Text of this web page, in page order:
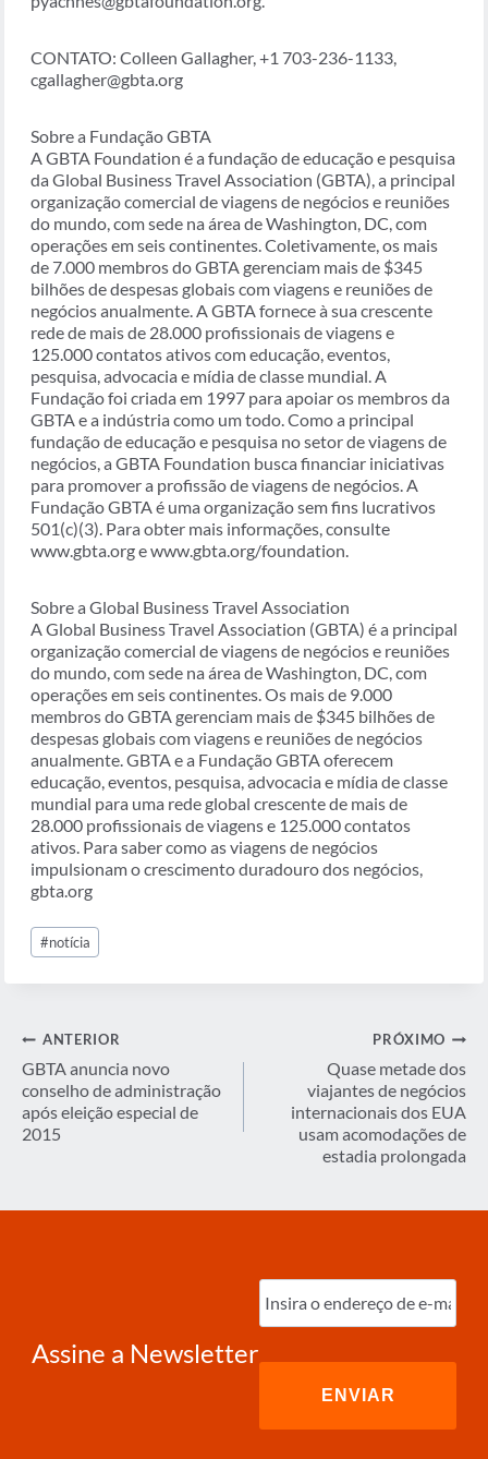
CONTATO: Colleen Gallagher, +1 703-236-1133,
cgallagher@gbta.org
Sobre a Fundação GBTA
A GBTA Foundation é a fundação de educação e pesquisa
da Global Business Travel Association (GBTA), a principal
organização comercial de viagens de negócios e reuniões
do mundo, com sede na área de Washington, DC, com
operações em seis continentes. Coletivamente, os mais
de 7.000 membros do GBTA gerenciam mais de $345
bilhões de despesas globais com viagens e reuniões de
negócios anualmente. A GBTA fornece à sua crescente
rede de mais de 28.000 profissionais de viagens e
125.000 contatos ativos com educação, eventos,
pesquisa, advocacia e mídia de classe mundial. A
Fundação foi criada em 1997 para apoiar os membros da
GBTA e a indústria como um todo. Como a principal
fundação de educação e pesquisa no setor de viagens de
negócios, a GBTA Foundation busca financiar iniciativas
para promover a profissão de viagens de negócios. A
Fundação GBTA é uma organização sem fins lucrativos
501(c)(3). Para obter mais informações, consulte
www.gbta.org e www.gbta.org/foundation.
Sobre a Global Business Travel Association
A Global Business Travel Association (GBTA) é a principal
organização comercial de viagens de negócios e reuniões
do mundo, com sede na área de Washington, DC, com
operações em seis continentes. Os mais de 9.000
membros do GBTA gerenciam mais de $345 bilhões de
despesas globais com viagens e reuniões de negócios
anualmente. GBTA e a Fundação GBTA oferecem
educação, eventos, pesquisa, advocacia e mídia de classe
mundial para uma rede global crescente de mais de
28.000 profissionais de viagens e 125.000 contatos
ativos. Para saber como as viagens de negócios
impulsionam o crescimento duradouro dos negócios,
gbta.org
Tags
do
#notícia
Navegação
de
Post
ANTERIOR
GBTA anuncia novo
conselho de administração
após eleição especial de
2015
PRÓXIMO
Quase metade dos
viajantes de negócios
internacionais dos EUA
usam acomodações de
estadia prolongada
Assine a Newsletter
Digite
o
e-